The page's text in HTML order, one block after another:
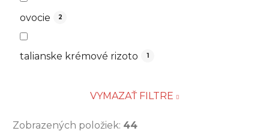
ovocie 2
talianske krémové rizoto 1
VYMAZAŤ FILTRE
Zobrazených položiek: 44